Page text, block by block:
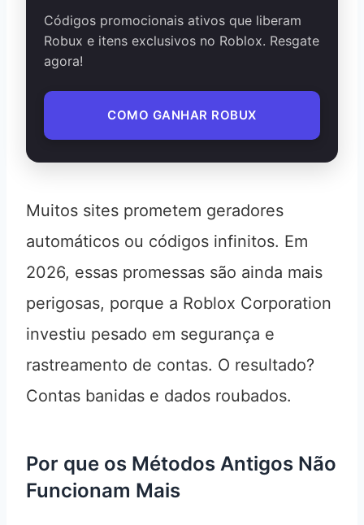
Códigos promocionais ativos que liberam
Robux e itens exclusivos no Roblox. Resgate
agora!
COMO GANHAR ROBUX
Muitos sites prometem geradores
automáticos ou códigos infinitos. Em
2026, essas promessas são ainda mais
perigosas, porque a Roblox Corporation
investiu pesado em segurança e
rastreamento de contas. O resultado?
Contas banidas e dados roubados.
Por que os Métodos Antigos Não
Funcionam Mais